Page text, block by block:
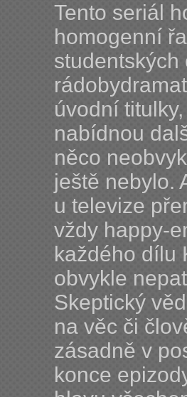
Tento seriál
homogenní
studentských
úvodní
nabídnou
něco
ještě nebylo.
u televize
vždy happy-
každého dílu
obvykle
Skeptický
na věc či
zásadně v
konce